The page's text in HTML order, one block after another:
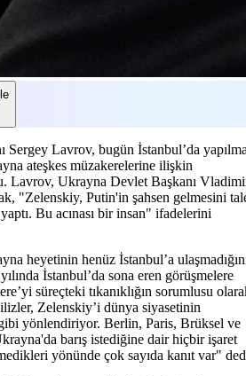
Sergey Lavrov, bugün İstanbul’da
ateşkes müzakerelerine ilişkin
Lavrov, Ukrayna Devlet Başkanı
"Zelenskiy, Putin'in şahsen gelmesini
Bu acınası bir insan" ifadelerini
heyetinin henüz İstanbul’a
İstanbul’da sona eren görüşmelere
süreçteki tıkanıklığın sorumlusu
Zelenskiy’i dünya siyasetinin
yönlendiriyor. Berlin, Paris, Brüksel ve
barış istediğine dair hiçbir işaret
yönünde çok sayıda kanıt var"